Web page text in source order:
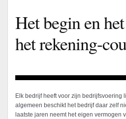
Het begin en
het rekening-
Elk bedrijf heeft voor zijn bedrijfsvoering
algemeen beschikt het bedrijf daar zelf
laatste jaren neemt het eigen vermogen